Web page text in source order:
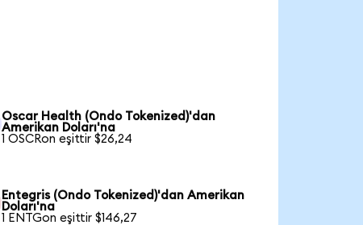
Oscar Health (Ondo Tokenized)'dan
Amerikan Doları'na
1 OSCRon eşittir $26,24
Entegris (Ondo Tokenized)'dan Amerikan
Doları'na
1 ENTGon eşittir $146,27